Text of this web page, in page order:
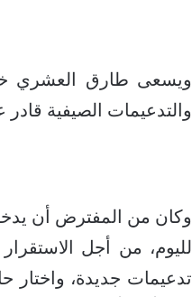
ويسعى طارق العشري
والتدعيمات الصيفية
وكان من المفترض أن
لليوم، من أجل